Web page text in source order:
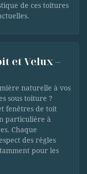
de ces toitures
et Velux –
naturelle à vos
sous toiture ?
fenêtres de toit
particulière à
Chaque
des règles
pour les